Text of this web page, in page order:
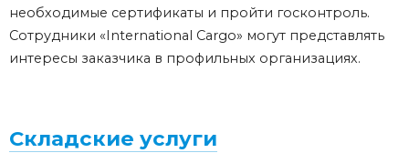
необходимые сертификаты и пройти госконтроль.
Сотрудники «International Cargo» могут представлять
интересы заказчика в профильных организациях.
Складские услуги